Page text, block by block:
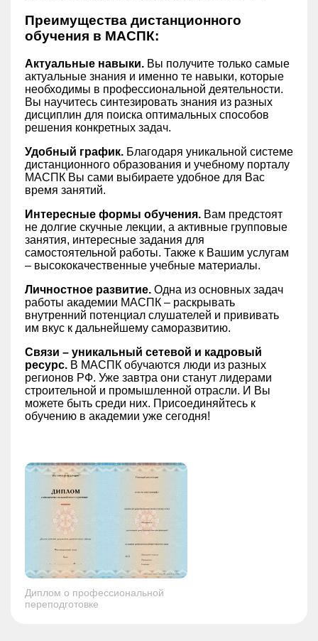
Преимущества дистанционного
обучения в МАСПК:
Актуальные навыки. Вы получите только самые
актуальные знания и именно те навыки, которые
необходимы в профессиональной деятельности.
Вы научитесь синтезировать знания из разных
дисциплин для поиска оптимальных способов
решения конкретных задач.
Удобный график. Благодаря уникальной системе
дистанционного образования и учебному порталу
МАСПК Вы сами выбираете удобное для Вас
время занятий.
Интересные формы обучения. Вам предстоят
не долгие скучные лекции, а активные групповые
занятия, интересные задания для
самостоятельной работы. Также к Вашим услугам
– высококачественные учебные материалы.
Личностное развитие. Одна из основных задач
работы академии МАСПК – раскрывать
внутренний потенциал слушателей и прививать
им вкус к дальнейшему саморазвитию.
Связи – уникальный сетевой и кадровый
ресурс. В МАСПК обучаются люди из разных
регионов РФ. Уже завтра они станут лидерами
строительной и промышленной отрасли. И Вы
можете быть среди них. Присоединяйтесь к
обучению в академии уже сегодня!
Диплом о профессиональной
переподготовке